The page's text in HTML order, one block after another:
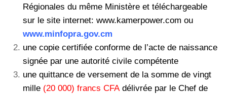
Régionales du même Ministère et téléchargeable
sur le site internet: www.kamerpower.com ou
www.minfopra.gov.cm
une copie certifiée conforme de l’acte de naissance
signée par une autorité civile compétente
une quittance de versement de la somme de vingt
mille (20 000) francs CFAdélivrée par le Chef de